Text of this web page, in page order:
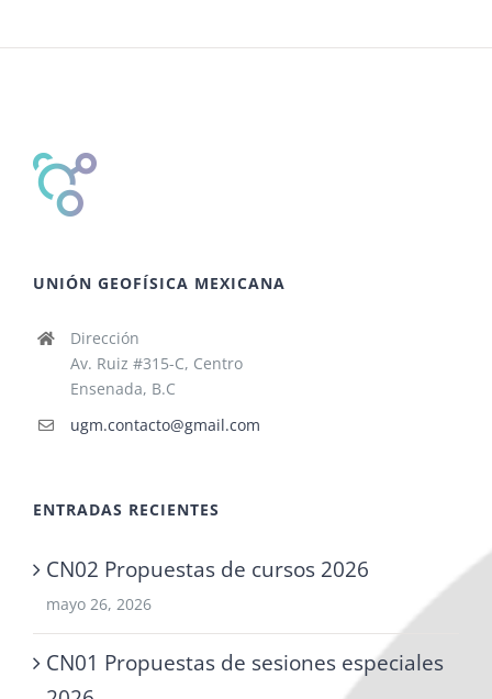
UNIÓN GEOFÍSICA MEXICANA
Dirección
Av. Ruiz #315-C, Centro
Ensenada, B.C
ugm.contacto@gmail.com
ENTRADAS RECIENTES
CN02 Propuestas de cursos 2026
mayo 26, 2026
CN01 Propuestas de sesiones especiales